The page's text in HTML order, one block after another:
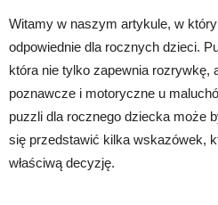
Witamy w naszym artykule, w
odpowiednie dla rocznych dzieci.
która nie tylko zapewnia rozrywkę,
poznawcze i motoryczne u
puzzli dla rocznego dziecka może
się przedstawić kilka wskazówek,
właściwą decyzję.